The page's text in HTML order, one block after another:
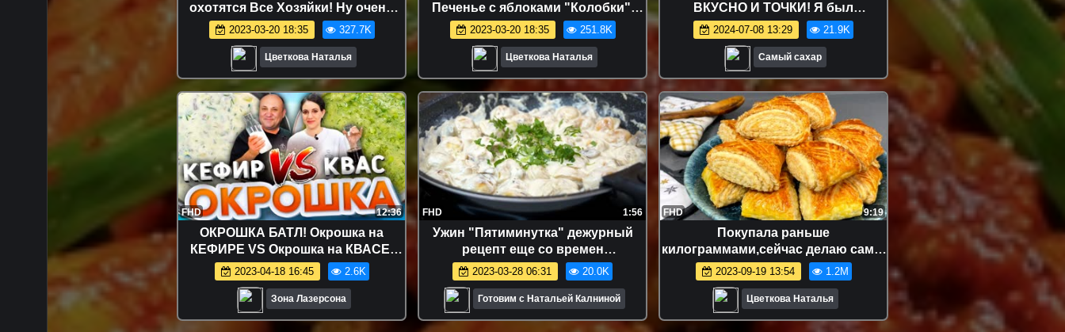
охотятся Все Хозяйки! Ну очень
Вкусный Салат!
2023-03-20 18:35 327.7K
Цветкова Наталья
Печенье с яблоками "Колобки".
Все гости просят РЕЦЕПТ!
2023-03-20 18:35 251.8K
Цветкова Наталья
ВКУСНО И ТОЧКИ! Я был
разочарован...
2024-07-08 13:29 21.9K
Самый сахар
FHD 12:36
ОКРОШКА БАТЛ! Окрошка на
КЕФИРЕ VS Окрошка на КВАСЕ!
Рецепты от Лазерсонов
2023-04-18 16:45 2.6K
Зона Лазерсона
FHD 1:56
Ужин "Пятиминутка" дежурный
рецепт еще со времен
студенчества
2023-03-28 06:31 20.0K
Готовим с Натальей Калниной
FHD 9:19
Покупала раньше
килограммами,сейчас делаю сама!
Обожаю это печенье,оно САМОЕ
ВКУСНОЕ. Печенье "Гата"
2023-09-19 13:54 1.2M
Цветкова Наталья